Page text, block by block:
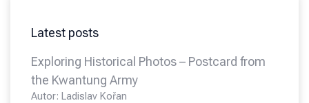
Latest posts
Exploring Historical Photos – Postcard from
the Kwantung Army
Autor: Ladislav Kořan